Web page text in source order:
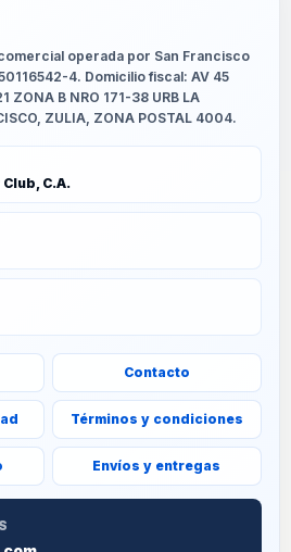
operada por San Francisco
4. Domicilio fiscal: AV 45
ZONA B NRO 171-38 URB LA
ZULIA, ZONA POSTAL 4004.
C.A.
Contacto
Términos y condiciones
Envíos y entregas